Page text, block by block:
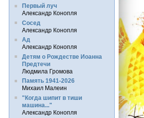
Первый луч
Александр Конопля
Сосед
Александр Конопля
Ад
Александр Конопля
Детям о Рождестве Иоанна
Предтечи
Людмила Громова
Память 1941-2026
Михаил Малеин
"Когда шипит в тиши
машина..."
Александр Конопля